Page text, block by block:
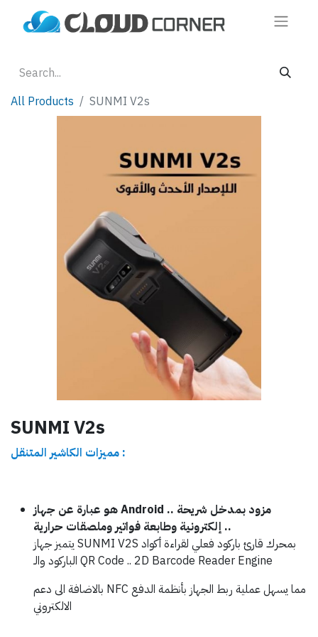
All Products SUNMI V2s
SUNMI V2s
مميزات الكاشير المتنقل :
هو عبارة عن جهاز Android .. مزود بمدخل شريحة
إلكترونية وطابعة فواتير وملصقات حرارية ..
يتميز جهاز SUNMI V2S بمحرك قارئ باركود فعلي لقراءة أكواد
الباركود والـ QR Code .. 2D Barcode Reader Engine
بالاضافة الى دعم NFC مما يسهل عملية ربط الجهاز بأنظمة الدفع
الالكتروني